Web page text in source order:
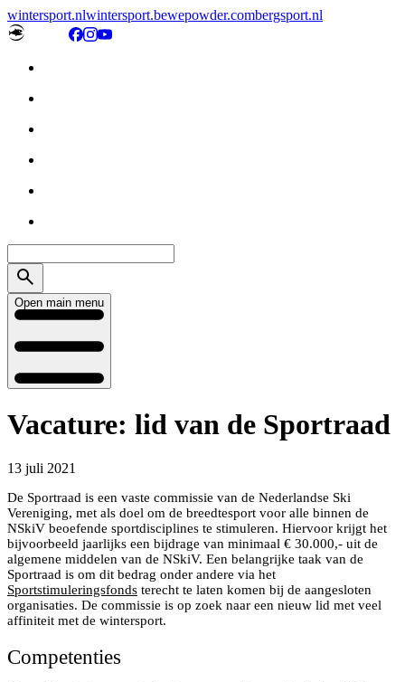
wintersport.nlwintersport.bewepowder.combergsport.nl
Open main menu
Vacature: lid van de Sportraad
13 juli 2021
De Sportraad is een vaste commissie van de Nederlandse Ski
Vereniging, met als doel om de breedtesport voor alle binnen de
NSkiV beoefende sportdisciplines te stimuleren. Hiervoor krijgt het
bijvoorbeeld jaarlijks een bijdrage van minimaal € 30.000,- uit de
algemene middelen van de NSkiV. Een belangrijke taak van de
Sportraad is om dit bedrag onder andere via het
Sportstimuleringsfonds terecht te laten komen bij de aangesloten
organisaties. De commissie is op zoek naar een nieuw lid met veel
affiniteit met de wintersport.
Competenties